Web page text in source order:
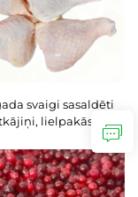
svaigi sasaldēti
lielpakās,
halāls,
vistu kājiņas,
putnu gaļa,
kājiņas